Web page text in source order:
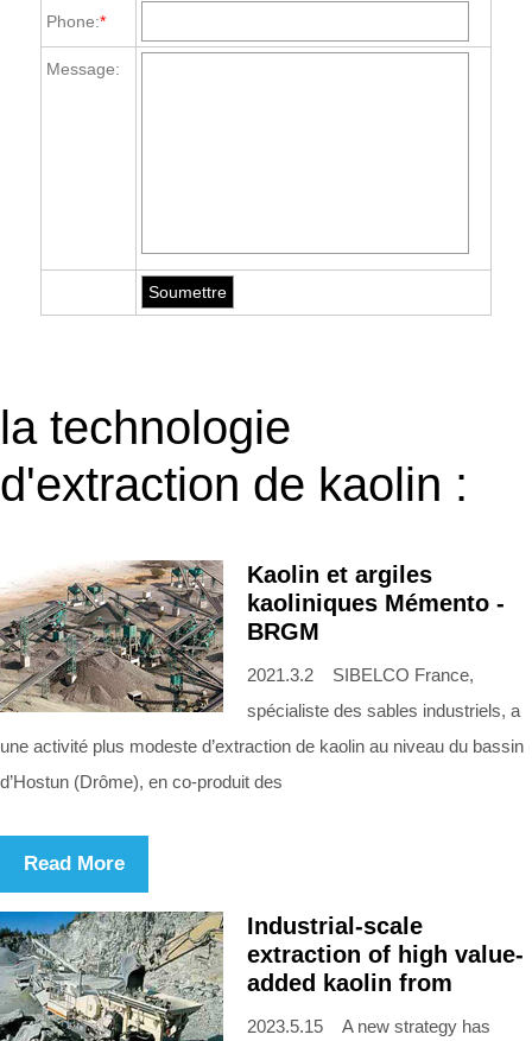
Phone:*
Message:
la technologie
d'extraction de kaolin :
Kaolin et argiles
kaoliniques Mémento -
BRGM
2021.3.2 SIBELCO France,
spécialiste des sables industriels, a
une activité plus modeste d’extraction de kaolin au niveau du bassin
d’Hostun (Drôme), en co-produit des
Read More
Industrial-scale
extraction of high value-
added kaolin from
2023.5.15 A new strategy has